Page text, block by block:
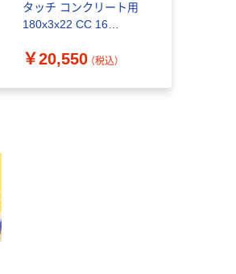
タッチ コンクリート用
180x3x22 CC 16
ト(25枚)（直送品）
￥20,550 （税込）